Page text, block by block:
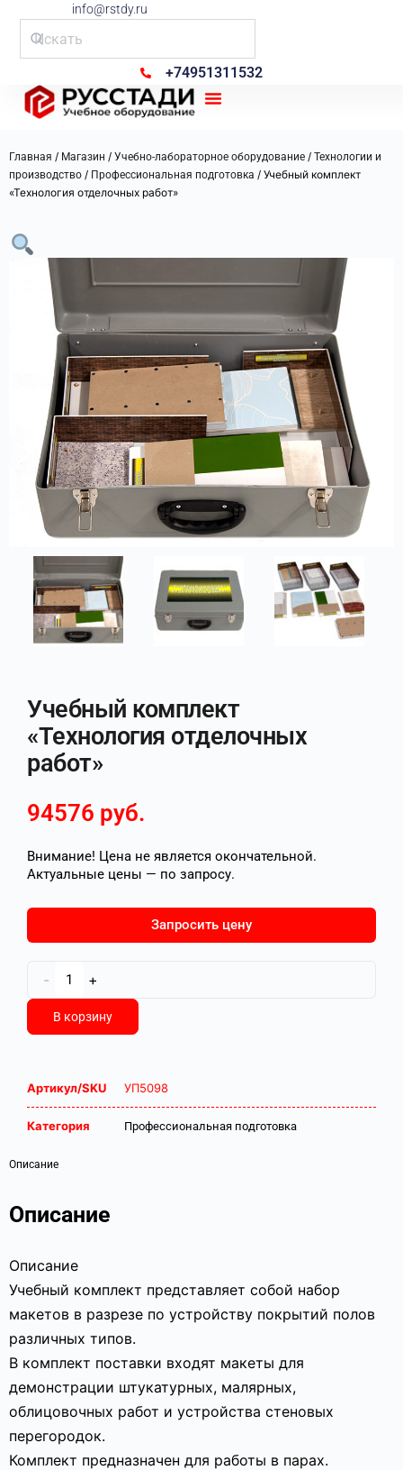
info@rstdy.ru
+74951311532
Главная / Магазин / Учебно-лабораторное оборудование / Технологии и
производство / Профессиональная подготовка / Учебный комплект
«Технология отделочных работ»
Учебный комплект
«Технология отделочных
работ»
94576 руб.
Внимание! Цена не является окончательной.
Актуальные цены — по запросу.
Запросить цену
- +
В корзину
Артикул/SKU УП5098
Категория Профессиональная подготовка
Описание
Описание
Описание
Учебный комплект представляет собой набор
макетов в разрезе по устройству покрытий полов
различных типов.
В комплект поставки входят макеты для
демонстрации штукатурных, малярных,
облицовочных работ и устройства стеновых
перегородок.
Комплект предназначен для работы в парах.